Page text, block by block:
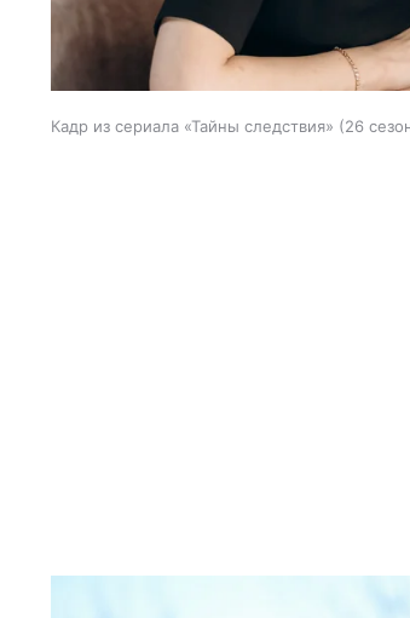
Кадр из сериала «Тайны следствия» (26